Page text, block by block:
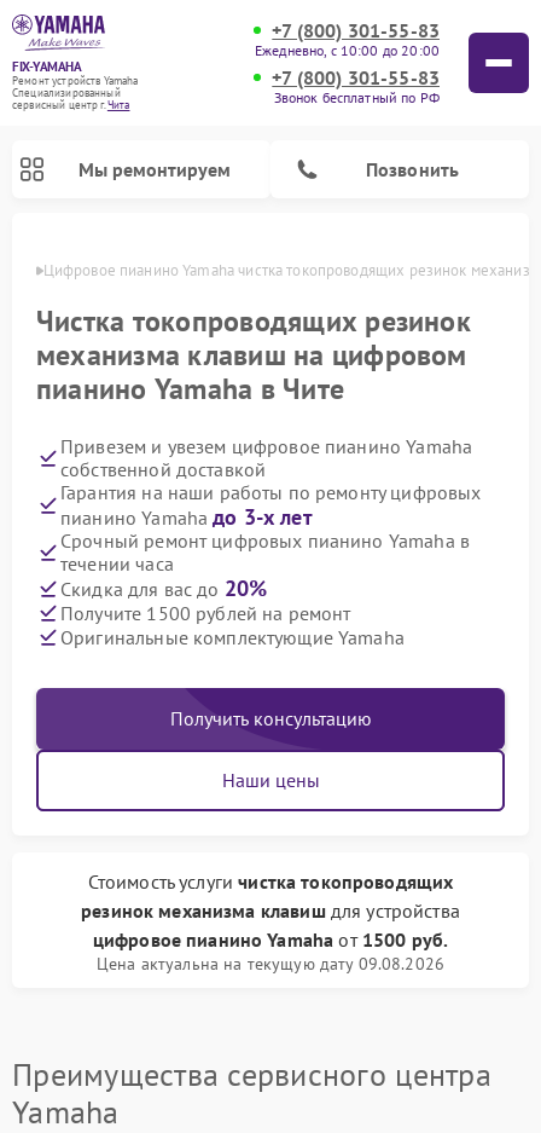
FIX-YAMAHA
Ремонт устройств Yamaha
Специализированный
cервисный центр г.Чита
+7 (800) 301-55-83
Ежедневно, с 10:00 до 20:00
+7 (800) 301-55-83
Звонок бесплатный по РФ
Мы ремонтируем Позвонить
Цифровое пианино Yamaha чистка токопроводящих резинок
Чистка токопроводящих резинок
механизма клавиш на цифровом
пианино Yamaha в Чите
Привезем и увезем цифровое пианино Yamaha
собственной доставкой
Гарантия на наши работы по ремонту цифровых
пианино Yamahaдо 3-х лет
Срочный ремонт цифровых пианино Yamaha в
течении часа
Скидка для вас до 20%
Получите 1500 рублей на ремонт
Оригинальные комплектующие Yamaha
Получить консультацию
Наши цены
Стоимость услугичистка токопроводящих
резинок механизма клавишдля устройства
цифровое пианино Yamaha от 1500 руб.
Цена актуальна на текущую дату 09.08.2026
Преимущества сервисного центра
Yamaha